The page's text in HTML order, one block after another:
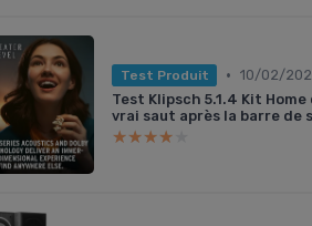
Test Produit • 10/02/
Test Klipsch 5.1.4 Kit Home
vrai saut après la barre de
★★★★★
★★★★★